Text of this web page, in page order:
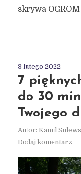
skrywa
3 lutego 2022
7
do 30
Twojego
Autor: Kamil
Dodaj komentarz